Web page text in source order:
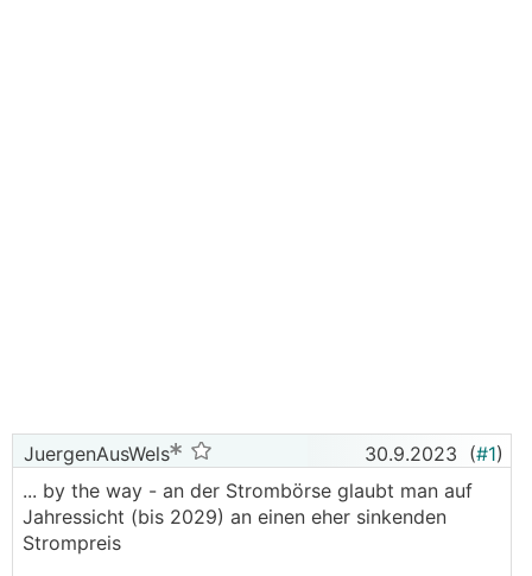
JuergenAusWels 30.9.2023 (#1)
... by the way - an der Strombörse glaubt man auf
Jahressicht (bis 2029) an einen eher sinkenden
Strompreis